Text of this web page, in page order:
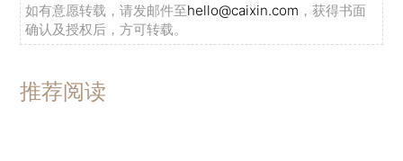
如有意愿转载，请发邮件至hello@caixin.com ，获得书面
确认及授权后，方可转载。
推荐阅读